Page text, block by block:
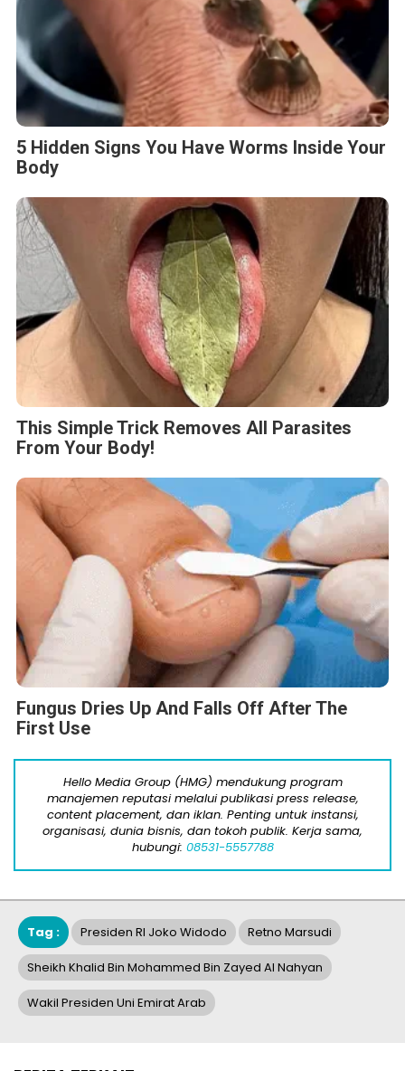
5 Hidden Signs You Have Worms Inside Your
Body
This Simple Trick Removes All Parasites
From Your Body!
Fungus Dries Up And Falls Off After The
First Use
Hello Media Group (HMG) mendukung program
manajemen reputasi melalui publikasi press release,
content placement, dan iklan. Penting untuk instansi,
organisasi, dunia bisnis, dan tokoh publik. Kerja sama,
hubungi: 08531-5557788
Tag : Presiden RI Joko Widodo Retno Marsudi
Sheikh Khalid Bin Mohammed Bin Zayed Al Nahyan
Wakil Presiden Uni Emirat Arab